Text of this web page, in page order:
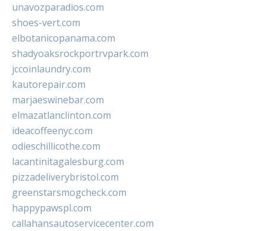
unavozparadios.com
shoes-vert.com
elbotanicopanama.com
shadyoaksrockportrvpark.com
jccoinlaundry.com
kautorepair.com
marjaeswinebar.com
elmazatlanclinton.com
ideacoffeenyc.com
odieschillicothe.com
lacantinitagalesburg.com
pizzadeliverybristol.com
greenstarsmogcheck.com
happypawspl.com
callahansautoservicecenter.com